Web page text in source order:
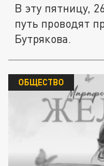
В эту пятницу,
путь проводят
Бутрякова.
ОБЩЕСТВО